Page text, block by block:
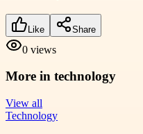
Like Share
0 views
More in technology
View all
Technology